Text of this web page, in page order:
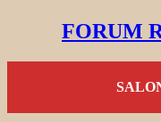
FORUM